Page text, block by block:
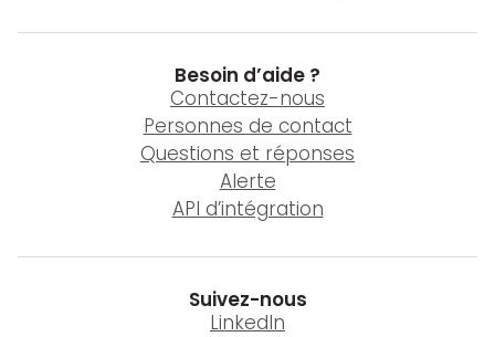
Besoin d’aide ?
Contactez-nous
Personnes de contact
Questions et réponses
Alerte
API d’intégration
Suivez-nous
LinkedIn